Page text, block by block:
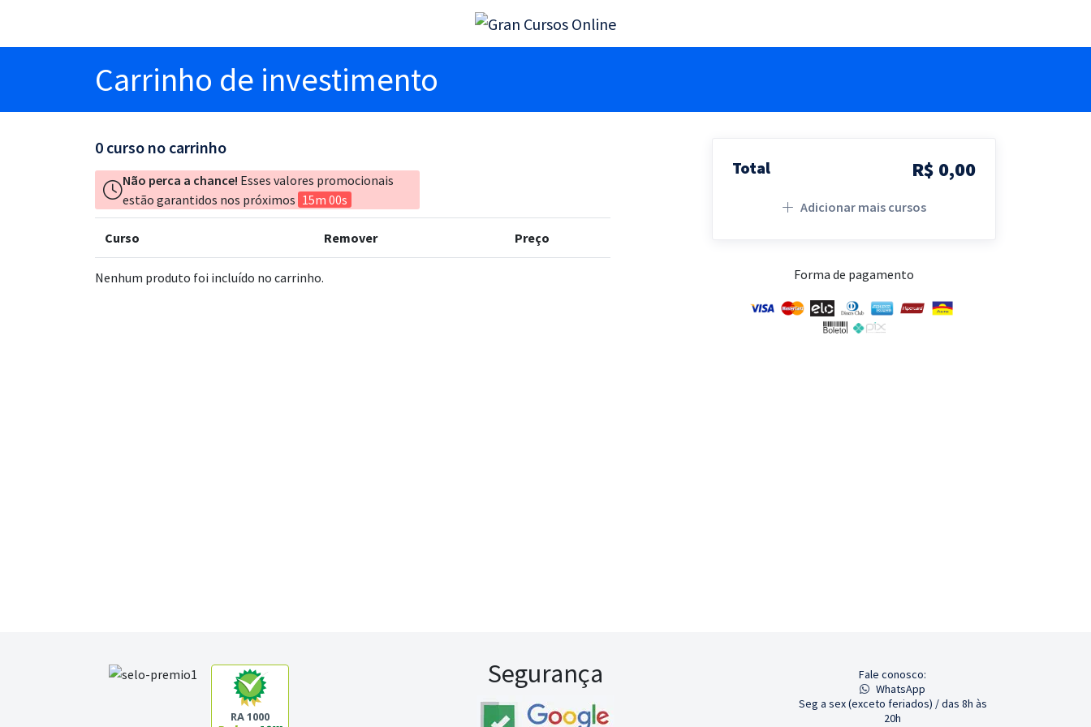
Carrinho de investimento
0 curso no carrinho
Não perca a chance! Esses valores promocionais
estão garantidos nos próximos 15m 00s
Curso Remover Preço
Nenhum produto foi incluído no carrinho.
Total R$ 0,00
Adicionar mais cursos
Forma de pagamento
RA 1000
Segurança
Fale conosco:
WhatsApp
Seg a sex (exceto feriados) / das 8h às
20h